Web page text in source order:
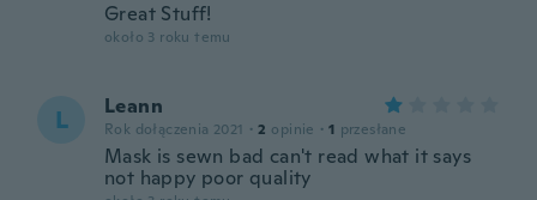
Great Stuff!
około 3 roku temu
L Leann
Rok dołączenia 2021 · 2 opinie · 1 przesłane
Mask is sewn bad can't read what it says
not happy poor quality